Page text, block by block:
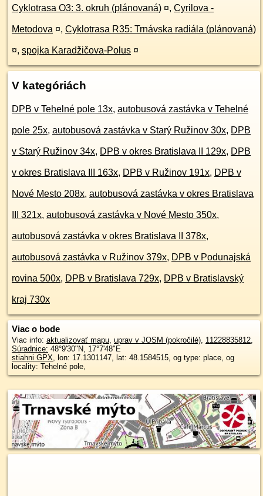
Cyklotrasa O3: 3. okruh (plánovaná) ¤, Cyrilova -
Metodova ¤, Cyklotrasa R35: Trnávska radiála (plánovaná)
¤, spojka Karadžičova-Polus ¤
V kategóriách
DPB v Tehelné pole 13x, autobusová zastávka v Tehelné
pole 25x, autobusová zastávka v Starý Ružinov 30x, DPB
v Starý Ružinov 34x, DPB v okres Bratislava II 129x, DPB
v okres Bratislava III 163x, DPB v Ružinov 191x, DPB v
Nové Mesto 208x, autobusová zastávka v okres Bratislava
III 321x, autobusová zastávka v Nové Mesto 350x,
autobusová zastávka v okres Bratislava II 378x,
autobusová zastávka v Ružinov 379x, DPB v Podunajská
rovina 500x, DPB v Bratislava 729x, DPB v Bratislavský
kraj 730x
Viac o bode
Viac info: aktualizovať mapu, uprav v JOSM (pokročilé), 11228835812,
Súradnice: 48°9'30"N, 17°7'48"E
stiahni GPX, lon: 17.1301147, lat: 48.1584515, og type: place, og
locality: Tehelné pole,